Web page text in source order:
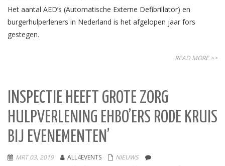
Het aantal AED’s (Automatische Externe Defibrillator) en
burgerhulperleners in Nederland is het afgelopen jaar fors
gestegen.
READ MORE >>
INSPECTIE HEEFT GROTE ZORG
HULPVERLENING EHBO’ERS RODE KRUIS
BIJ EVENEMENTEN’
MRT 03, 2019 ALL4EVENTS NIEUWS